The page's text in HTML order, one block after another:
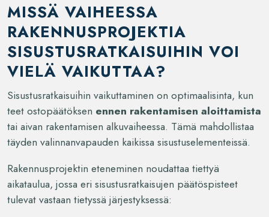
MISSÄ VAIHEESSA
RAKENNUSPROJEKTIA
SISUSTUSRATKAISUIHIN VOI
VIELÄ VAIKUTTAA?
Sisustusratkaisuihin vaikuttaminen on optimaalisinta, kun
teet ostopäätöksen ennen rakentamisen aloittamista
tai aivan rakentamisen alkuvaiheessa. Tämä mahdollistaa
täyden valinnanvapauden kaikissa sisustuselementeissä.
Rakennusprojektin eteneminen noudattaa tiettyä
aikataulua, jossa eri sisustusratkaisujen päätöspisteet
tulevat vastaan tietyssä järjestyksessä: